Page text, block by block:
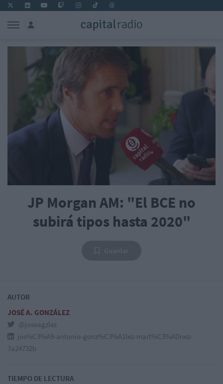
JP Morgan AM: "El BCE no
subirá tipos hasta 2020"
AUTOR
JOSÉ A. GONZÁLEZ
@joseagzlez
jos%C3%A9-antonio-gonz%C3%A1lez-mart%C3%ADnez-
7a24732b
TIEMPO DE LECTURA